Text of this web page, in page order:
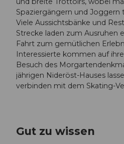
Spaziergängern und Joggern
Viele Aussichtsbänke und
Strecke laden zum Ausruhen
Fahrt zum gemütlichen
Interessierte kommen auf
Besuch des
jährigen Nideröst-Hauses
verbinden mit dem Skating-
Gut zu wissen